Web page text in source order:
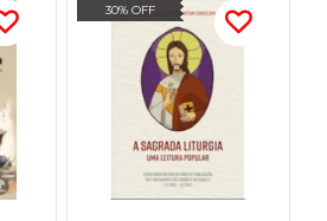
30% OFF